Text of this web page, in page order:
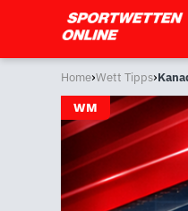
Home›Wett Tipps›
WM